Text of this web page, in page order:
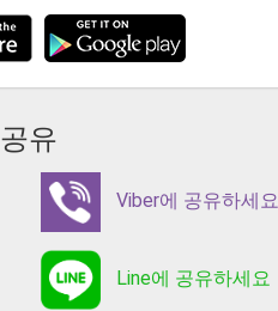
공유
Viber에 공유하세요
Line에 공유하세요